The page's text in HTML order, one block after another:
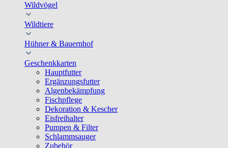
Wildvögel
Wildtiere
Hühner & Bauernhof
Geschenkkarten
Hauptfutter
Ergänzungsfutter
Algenbekämpfung
Fischpflege
Dekoration & Kescher
Eisfreihalter
Pumpen & Filter
Schlammsauger
Zubehör